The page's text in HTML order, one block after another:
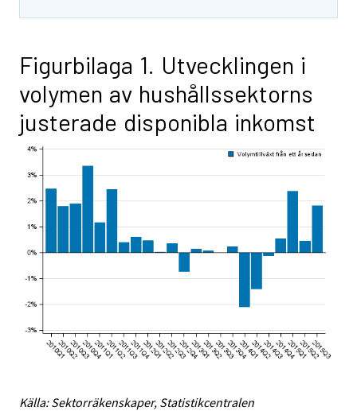
Figurbilaga 1. Utvecklingen i
volymen av hushållssektorns
justerade disponibla inkomst
Källa: Sektorräkenskaper, Statistikcentralen